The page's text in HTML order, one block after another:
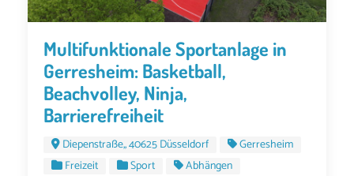
Multifunktionale Sportanlage in
Gerresheim: Basketball,
Beachvolley, Ninja,
Barrierefreiheit
Diepenstraße,, 40625 Düsseldorf
Gerresheim
Freizeit
Sport
Abhängen